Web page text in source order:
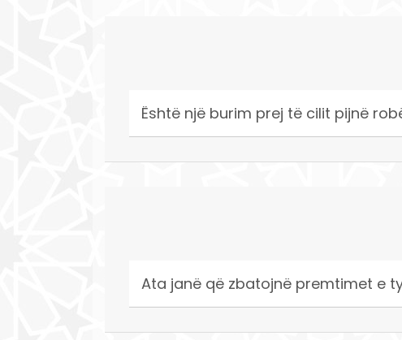
Është një burim prej të cilit pijnë
Ata janë që zbatojnë premtimet e